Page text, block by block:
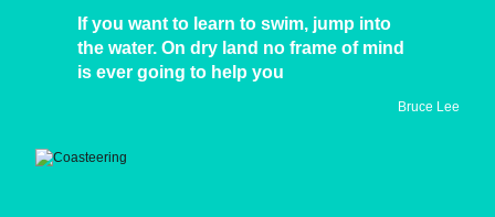
If you want to learn to swim, jump into
the water. On dry land no frame of mind
is ever going to help you
Bruce Lee